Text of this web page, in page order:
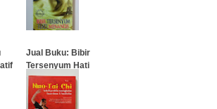
…
Jual Buku: Bibir
Tersenyum Hati
Menangis
(Muhammad
Muhyidin)